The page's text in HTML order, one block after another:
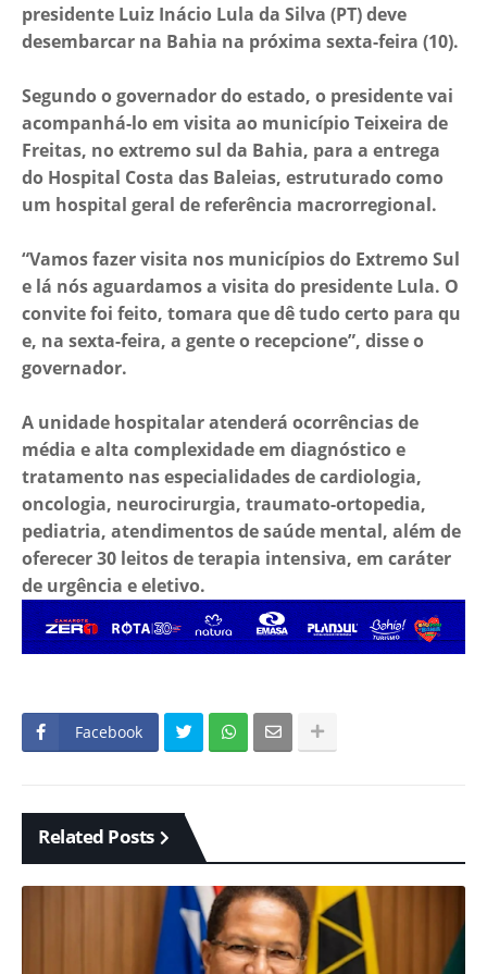
presidente Luiz Inácio Lula da Silva (PT) deve
desembarcar na Bahia na próxima sexta-feira (10).
Segundo o governador do estado, o presidente vai
acompanhá-lo em visita ao município Teixeira de
Freitas, no extremo sul da Bahia, para a entrega
do Hospital Costa das Baleias, estruturado como
um hospital geral de referência macrorregional.
“Vamos fazer visita nos municípios do Extremo Sul
e lá nós aguardamos a visita do presidente Lula. O
convite foi feito, tomara que dê tudo certo para qu
e, na sexta-feira, a gente o recepcione”, disse o
governador.
A unidade hospitalar atenderá ocorrências de
média e alta complexidade em diagnóstico e
tratamento nas especialidades de cardiologia,
oncologia, neurocirurgia, traumato-ortopedia,
pediatria, atendimentos de saúde mental, além de
oferecer 30 leitos de terapia intensiva, em caráter
de urgência e eletivo.
Facebook
Related Posts